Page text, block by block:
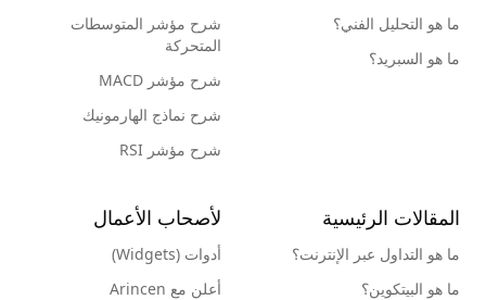
ما هو التحليل الفني؟
ما هو السبريد؟
شرح مؤشر المتوسطات
المتحركة
شرح مؤشر MACD
شرح نماذج الهارمونيك
شرح مؤشر RSI
المقالات الرئيسية
ما هو التداول عبر الإنترنت؟
ما هو البيتكوين؟
لأصحاب الأعمال
أدوات (Widgets)
أعلن مع Arincen